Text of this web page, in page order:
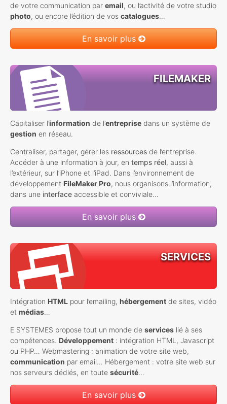
de votre communication par email, ou l’activité de votre studio
photo, ou encore l’édition de vos catalogues…
En savoir plus
FILEMAKER
Capitaliser l’information de l’entreprise dans un système de
gestion en réseau.
Centraliser, partager, gérer les ressources de l’entreprise.
Accéder à une information à jour, en temps réel, aussi à
l’extérieur, sur l’iPhone et l’iPad. Dans l’environnement de
développement FileMaker Pro, nous organisons l’information,
dans une interface accessible et conviviale…
En savoir plus
SERVICES
Intégration HTML pour l’emailing, hébergement de sites, vidéo
et médias…
E SYSTEMES propose tout un monde de services lié à ses
compétences. Développement : intégration HTML , Javascript
ou PHP… Webmastering : animation de votre site web,
communication par email… Hébergement : votre site web sur
nos serveurs dédiés, en toute sécurité…
En savoir plus